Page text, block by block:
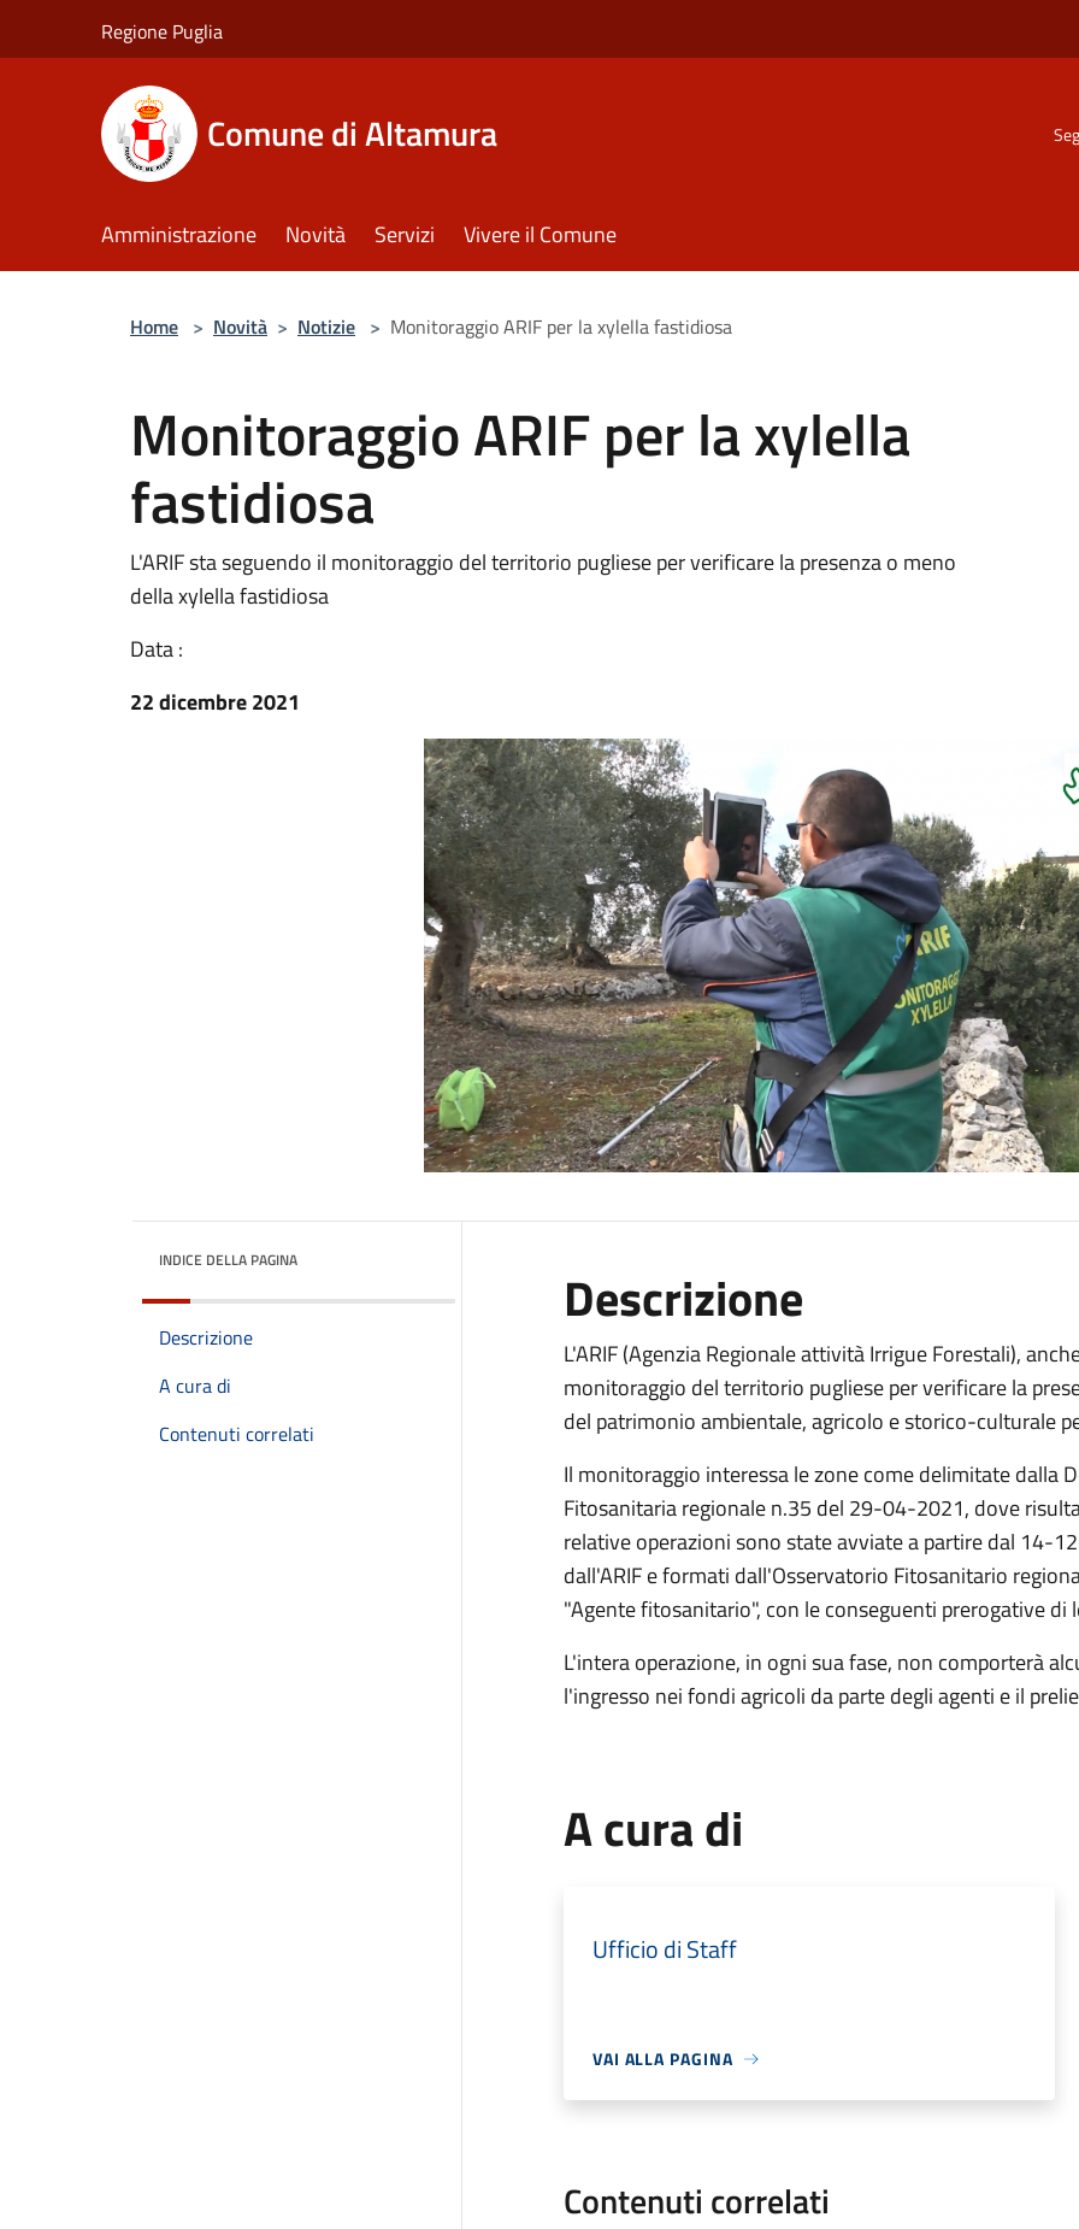
Regione Puglia
Comune di Altamura
Amministrazione Novità Servizi Vivere il Comune
Home > Novità > Notizie > Monitoraggio ARIF per la xylella fastidiosa
Monitoraggio ARIF per la xylella
fastidiosa
L'ARIF sta seguendo il monitoraggio del territorio pugliese per verificare la presenza o meno
della xylella fastidiosa
Data :
22 dicembre 2021
INDICE DELLA PAGINA
Descrizione
A cura di
Contenuti correlati
Descrizione
L'ARIF (Agenzia Regionale attività Irrigue Forestali),
monitoraggio del territorio pugliese per verificare la
del patrimonio ambientale, agricolo e storico-culturale
Il monitoraggio interessa le zone come delimitate dalla
Fitosanitaria regionale n.35 del 29-04-2021, dove
relative operazioni sono state avviate a partire dal 14-
dall'ARIF e formati dall'Osservatorio Fitosanitario
"Agente fitosanitario", con le conseguenti prerogative di
L'intera operazione, in ogni sua fase, non comporterà
l'ingresso nei fondi agricoli da parte degli agenti e il
A cura di
Ufficio di Staff
VAI ALLA PAGINA
Contenuti correlati